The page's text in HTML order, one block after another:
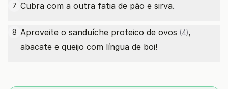
7 Cubra com a outra fatia de pão e sirva.
8 Aproveite o sanduíche proteico de ovos (4),
abacate e queijo com língua de boi!